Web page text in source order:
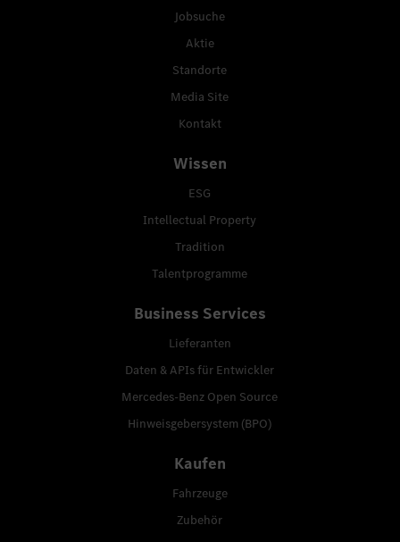
Jobsuche
Aktie
Standorte
Media Site
Kontakt
Wissen
ESG
Intellectual Property
Tradition
Talentprogramme
Business Services
Lieferanten
Daten & APIs für Entwickler
Mercedes-Benz Open Source
Hinweisgebersystem (BPO)
Kaufen
Fahrzeuge
Zubehör